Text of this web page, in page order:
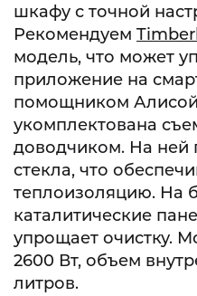
шкафу с точной
Рекомендуем
модель, что может
приложение на
помощником
укомплектована
доводчиком. На ней
стекла, что
теплоизоляцию. На
каталитические
упрощает очистку.
2600 Вт, объем
литров.